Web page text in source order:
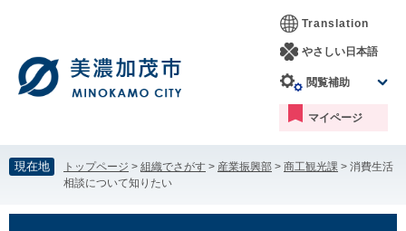
す。
し
て
本
へ
Translation
やさしい日本語
閲覧補助
マイページ
現在地 トップページ > 組織でさがす > 産業振興部 > 商工観光課 > 消費生活
相談について知りたい